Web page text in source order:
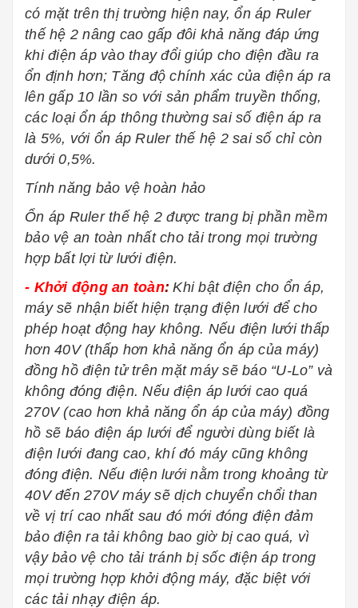
có mặt trên thị trường hiện nay,ổn áp Ruler
thế hệ 2 nâng cao gấp đôi khả năng đáp ứng
khi điện áp vào thay đổi giúp cho điện đầu ra
ổn định hơn; Tăng độ chính xác của điện áp ra
lên gấp 10 lần so với sản phẩm truyền thống,
các loại ổn áp thông thường sai số điện áp ra
là 5%, với ổn áp Ruler thế hệ 2 sai số chỉ còn
dưới 0,5%.
Tính năng bảo vệ hoàn hảo
Ổn áp Ruler thế hệ 2 được trang bị phần mềm
bảo vệ an toàn nhất cho tải trong mọi trường
hợp bất lợi từ lưới điện.
- Khởi động an toàn: Khi bật điện cho ổn áp,
máy sẽ nhận biết hiện trạng điện lưới để cho
phép hoạt động hay không. Nếu điện lưới thấp
hơn 40V (thấp hơn khả năng ổn áp của máy)
đồng hồ điện tử trên mặt máy sẽ báo “U-Lo” và
không đóng điện. Nếu điện áp lưới cao quá
270V (cao hơn khả năng ổn áp của máy) đồng
hồ sẽ báo điện áp lưới để người dùng biết là
điện lưới đang cao, khí đó máy cũng không
đóng điện. Nếu điện lưới nằm trong khoảng từ
40V đến 270V máy sẽ dịch chuyển chổi than
về vị trí cao nhất sau đó mới đóng điện đảm
bảo điện ra tải không bao giờ bị cao quá, vì
vậy bảo vệ cho tải tránh bị sốc điện áp trong
mọi trường hợp khởi động máy, đặc biệt với
các tải nhạy điện áp.